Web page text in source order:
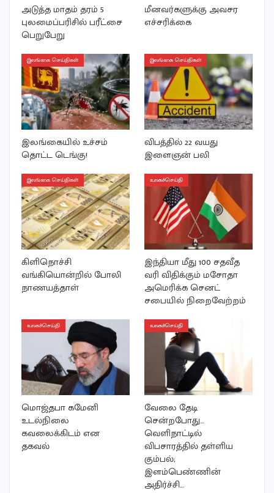
அடுத்த மாதம் தரம் 5
புலமைப்பரிசில் பரீட்சை
பெறுபேறு
மீனவர்களுக்கு அவசர
எச்சரிக்கை
இலங்கை செய்திகள்
இலங்கையில் உச்சம்
தொட்ட டெங்கு!
இலங்கை செய்திகள்
விபத்தில் 22 வயது
இளைஞன் பலி
இலங்கை செய்திகள்
கிளிநொச்சி
வங்கியொன்றில் போலி
நாணயத்தாள்
உலகச்செய்தி
இந்தியா மீது 100 சதவீத
வரி விதிக்கும் மசோதா
அமெரிக்க செனட்
சபையில் நிறைவேற்றம்
உலகச்செய்தி
மொஜ்தபா கமேனி
உடல்நிலை
கவலைக்கிடம் என
தகவல்
உலகச்செய்தி
வேலை தேடி
சென்றபோது…
வெளிநாட்டில்
விபசாரத்தில் தள்ளிய
கும்பல்;
இளம்பெண்ணின்
அதிர்ச்சி…